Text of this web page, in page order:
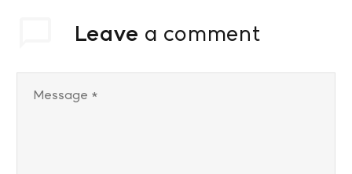
Leave a comment